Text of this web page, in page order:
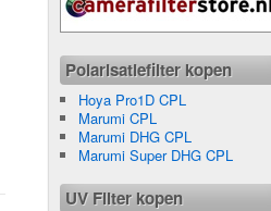
Polarisatiefilter kopen
Hoya Pro1D CPL
Marumi CPL
Marumi DHG CPL
Marumi Super DHG CPL
UV Filter kopen